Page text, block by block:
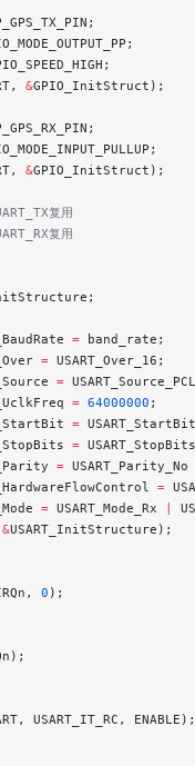
&GPIO_InitStruct);
&GPIO_InitStruct);
复用
复用
= band_rate;
= USART_Over_16;
=
= 64000000 ;
=
=
=
=
= USART_Mode_Rx |
&USART_InitStructure);
0 );
USART_IT_RC, ENABLE);